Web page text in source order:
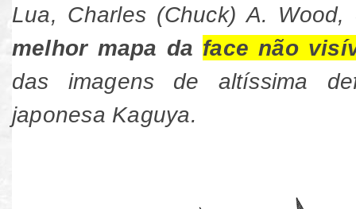
Lua, Charles (Chuck) A.
melhor mapa da face não
das imagens de altíssima
japonesa Kaguya.